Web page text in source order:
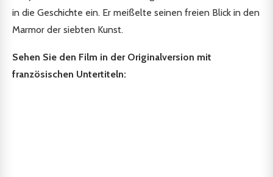
in die Geschichte ein. Er meißelte seinen freien Blick in den
Marmor der siebten Kunst.
Sehen Sie den Film in der Originalversion mit
französischen Untertiteln: